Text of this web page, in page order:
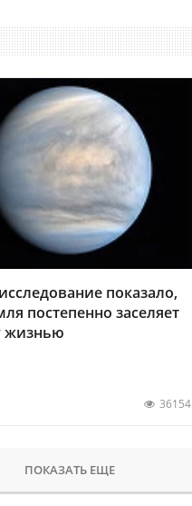
показало,
постепенно заселяет
жизнью
36154
ПОКАЗАТЬ ЕЩЕ